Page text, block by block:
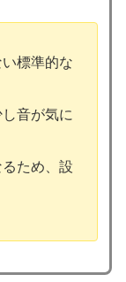
標準的な
音が気に
ため、設